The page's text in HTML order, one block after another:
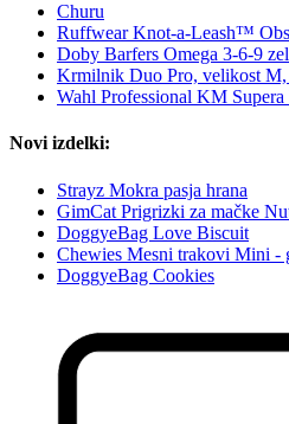
Churu
Ruffwear Knot-a-Leash™
Doby Barfers Omega 3-6-9
Krmilnik Duo Pro, velikost
Wahl Professional KM Supera
Novi izdelki:
Strayz Mokra pasja hrana
GimCat Prigrizki za mačke
DoggyeBag Love Biscuit
Chewies Mesni trakovi Mini -
DoggyeBag Cookies